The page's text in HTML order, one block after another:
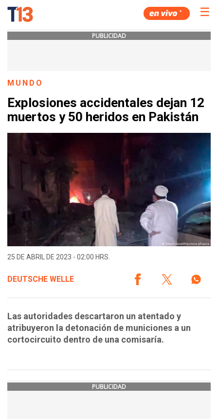
☰
PUBLICIDAD
MUNDO
Explosiones accidentales dejan 12
muertos y 50 heridos en Pakistán
25 DE ABRIL DE 2023 - 02:00 HRS.
DEUTSCHE WELLE
Las autoridades descartaron un atentado y
atribuyeron la detonación de municiones a un
cortocircuito dentro de una comisaría.
PUBLICIDAD